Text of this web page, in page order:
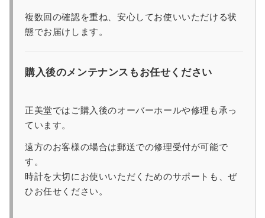
複数回の確認を重ね、安心してお使いいただける状
態でお届けします。
購入後のメンテナンスもお任せください
正美堂ではご購入後のオーバーホールや修理も承っ
ています。
遠方のお客様の場合は郵送での修理受付が可能で
す。
時計を大切にお使いいただくためのサポートも、ぜ
ひお任せください。